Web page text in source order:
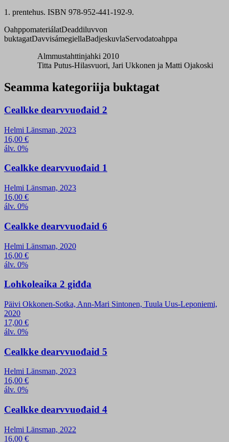
1. prentehus. ISBN 978-952-441-192-9.
OahppomateriálatDeaddiluvvon
buktagatDavvisámegiellaBadjeskuvlaServodatoahppa
Almmustahttinjahki 2010
Titta Putus-Hilasvuori, Jari Ukkonen ja Matti Ojakoski
Seamma kategoriija buktagat
Cealkke dearvvuođaid 2
Helmi Länsman, 2023
16,00 €
álv. 0%
Cealkke dearvvuođaid 1
Helmi Länsman, 2023
16,00 €
álv. 0%
Cealkke dearvvuođaid 6
Helmi Länsman, 2020
16,00 €
álv. 0%
Lohkoleaika 2 giđđa
Päivi Okkonen-Sotka, Ann-Mari Sintonen, Tuula Uus-Leponiemi,
2020
17,00 €
álv. 0%
Cealkke dearvvuođaid 5
Helmi Länsman, 2023
16,00 €
álv. 0%
Cealkke dearvvuođaid 4
Helmi Länsman, 2022
16,00 €